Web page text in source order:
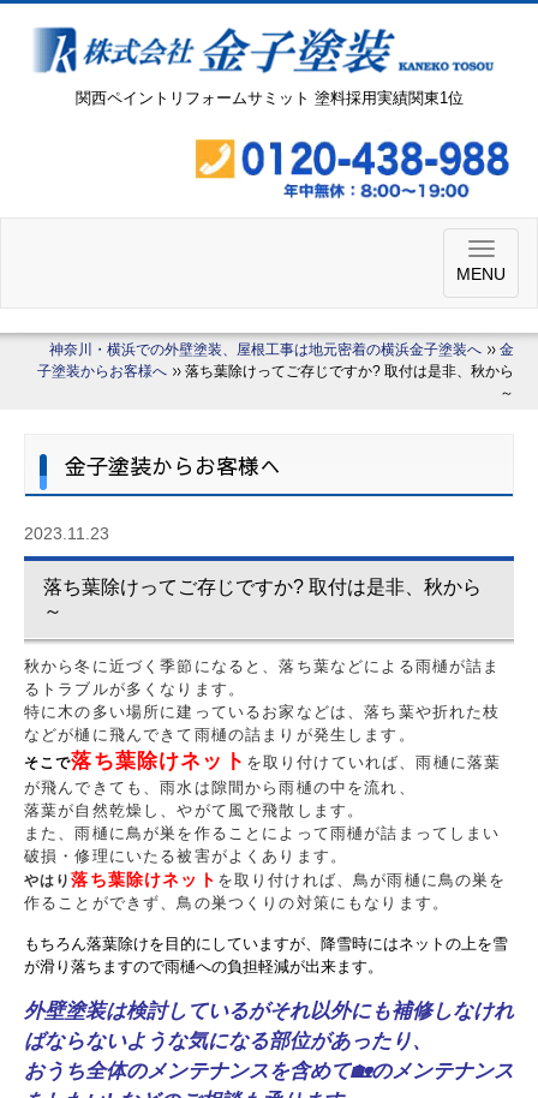
関西ペイントリフォームサミット 塗料採用実績関東1位
MENU
神奈川・横浜での外壁塗装、屋根工事は地元密着の横浜金子塗装へ
金
子塗装からお客様へ
落ち葉除けってご存じですか? 取付は是非、秋から
～
金子塗装からお客様へ
2023.11.23
落ち葉除けってご存じですか? 取付は是非、秋から
～
秋から冬に近づく季節になると、落ち葉などによる雨樋が詰ま
るトラブルが多くなります。
特に木の多い場所に建っているお家などは、落ち葉や折れた枝
などが樋に飛んできて雨樋の詰まりが発生します。
そこで落ち葉除けネッ ト を取り付けていれば、雨樋に落葉
が飛んできても、雨水は隙間から雨樋の中を流れ、
落葉が自然乾燥し、やがて風で飛散します。
また、雨樋に鳥が巣を作ることによって雨樋が詰まってしまい
破損・修理にいたる被害がよくあります。
やはり落ち葉除けネット を取り付ければ、鳥が雨樋に鳥の巣を
作ることができず、鳥の巣つくりの対策にもなります。
もちろん落葉除けを目的にしていますが、降雪時にはネットの上を雪
が滑り落ちますので雨樋への負担軽減が出来ます。
外壁塗装は検討しているがそれ以外にも補修しなけれ
ばならないような気になる部位があったり、
おうち全体のメンテナンスを含めて🏡のメンテナンス